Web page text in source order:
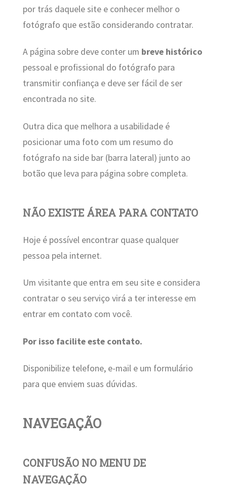
por trás daquele site e conhecer melhor o
fotógrafo que estão considerando contratar.
A página sobre deve conter um breve histórico
pessoal e profissional do fotógrafo para
transmitir confiança e deve ser fácil de ser
encontrada no site.
Outra dica que melhora a usabilidade é
posicionar uma foto com um resumo do
fotógrafo na side bar (barra lateral) junto ao
botão que leva para página sobre completa.
NÃO EXISTE ÁREA PARA CONTATO
Hoje é possível encontrar quase qualquer
pessoa pela internet.
Um visitante que entra em seu site e considera
contratar o seu serviço virá a ter interesse em
entrar em contato com você.
Por isso facilite este contato.
Disponibilize telefone, e-mail e um formulário
para que enviem suas dúvidas.
NAVEGAÇÃO
CONFUSÃO NO MENU DE
NAVEGAÇÃO